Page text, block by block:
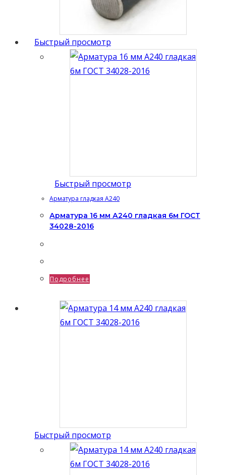
Быстрый просмотр
Быстрый просмотр
Арматура гладкая А240
Арматура 16 мм А240 гладкая 6м ГОСТ
34028-2016
Подробнее
Быстрый просмотр